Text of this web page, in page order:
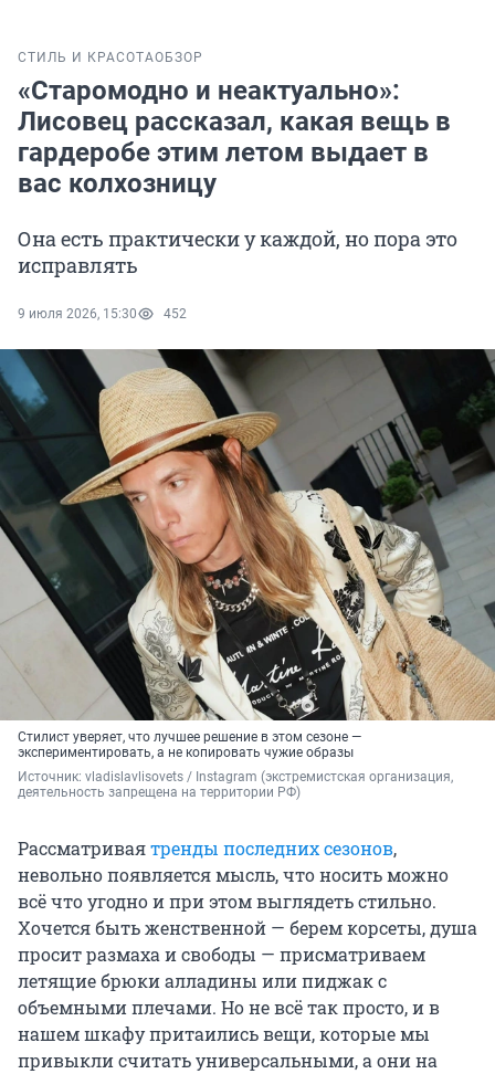
СТИЛЬ И КРАСОТАОБЗОР
«Старомодно и неактуально»:
Лисовец рассказал, какая вещь в
гардеробе этим летом выдает в
вас колхозницу
Она есть практически у каждой, но пора это
исправлять
9 июля 2026, 15:30 452
Стилист уверяет, что лучшее решение в этом сезоне —
экспериментировать, а не копировать чужие образы
Источник: vladislavlisovets / Instagram (экстремистская организация,
деятельность запрещена на территории РФ)
Рассматриваятренды последних сезонов,
невольно появляется мысль, что носить можно
всё что угодно и при этом выглядеть стильно.
Хочется быть женственной — берем корсеты, душа
просит размаха и свободы — присматриваем
летящие брюки алладины или пиджак с
объемными плечами. Но не всё так просто, и в
нашем шкафу притаились вещи, которые мы
привыкли считать универсальными, а они на